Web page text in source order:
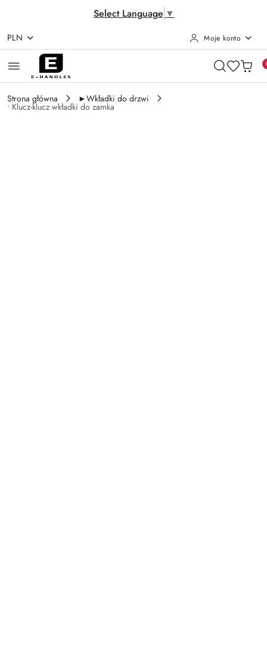
Select Language ▼
Przejdź do treści głównej
Przejdź do wyszukiwarki
Przejdź do moje konto
Przejdź do menu głównego
Przejdź do opisu produktu
Przejdź do stopki
PLN Moje konto
Strona główna ►Wkładki do drzwi
• Klucz-klucz wkładki do zamka